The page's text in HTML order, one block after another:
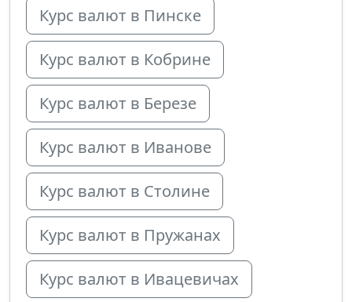
Курс валют в Пинске
Курс валют в Кобрине
Курс валют в Березе
Курс валют в Иванове
Курс валют в Столине
Курс валют в Пружанах
Курс валют в Ивацевичах